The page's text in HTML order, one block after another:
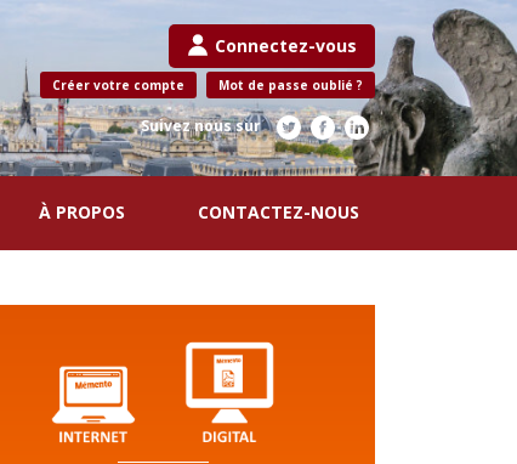
Connectez-vous
Créer votre compte Mot de passe oublié ?
Suivez nous sur
À PROPOS CONTACTEZ-NOUS